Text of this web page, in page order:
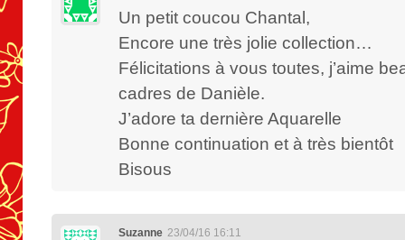
Un petit coucou Chantal,
Encore une très jolie collection…
Félicitations à vous toutes, j’aime
cadres de Danièle.
J’adore ta dernière Aquarelle
Bonne continuation et à très bientôt
Bisous
Suzanne 23/04/16 16:11